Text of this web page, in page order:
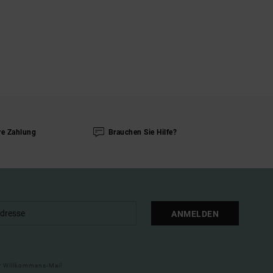
Zahlung Brauchen Sie Hilfe?
ANMELDEN
Mail